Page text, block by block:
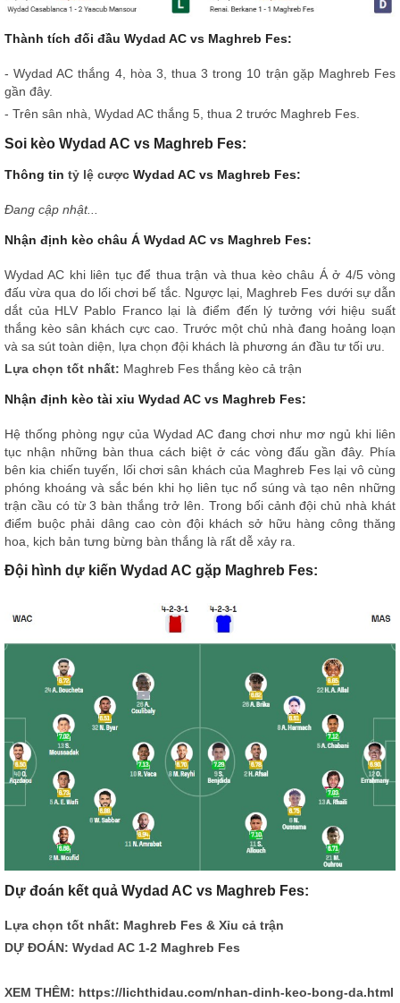
Thành tích đối đầu Wydad AC vs Maghreb Fes:
- Wydad AC thắng 4, hòa 3, thua 3 trong 10 trận gặp Maghreb Fes
gần đây.
- Trên sân nhà, Wydad AC thắng 5, thua 2 trước Maghreb Fes.
Soi kèo Wydad AC vs Maghreb Fes:
Thông tin tỷ lệ cược Wydad AC vs Maghreb Fes:
Đang cập nhật...
Nhận định kèo châu Á Wydad AC vs Maghreb Fes:
Wydad AC khi liên tục để thua trận và thua kèo châu Á ở 4/5 vòng
đấu vừa qua do lối chơi bế tắc. Ngược lại, Maghreb Fes dưới sự dẫn
dắt của HLV Pablo Franco lại là điểm đến lý tưởng với hiệu suất
thắng kèo sân khách cực cao. Trước một chủ nhà đang hoảng loạn
và sa sút toàn diện, lựa chọn đội khách là phương án đầu tư tối ưu.
Lựa chọn tốt nhất: Maghreb Fes thắng kèo cả trận
Nhận định kèo tài xỉu Wydad AC vs Maghreb Fes:
Hệ thống phòng ngự của Wydad AC đang chơi như mơ ngủ khi liên
tục nhận những bàn thua cách biệt ở các vòng đấu gần đây. Phía
bên kia chiến tuyến, lối chơi sân khách của Maghreb Fes lại vô cùng
phóng khoáng và sắc bén khi họ liên tục nổ súng và tạo nên những
trận cầu có từ 3 bàn thắng trở lên. Trong bối cảnh đội chủ nhà khát
điểm buộc phải dâng cao còn đội khách sở hữu hàng công thăng
hoa, kịch bản tưng bừng bàn thắng là rất dễ xảy ra.
Đội hình dự kiến Wydad AC gặp Maghreb Fes:
Dự đoán kết quả Wydad AC vs Maghreb Fes:
Lựa chọn tốt nhất: Maghreb Fes & Xỉu cả trận
DỰ ĐOÁN: Wydad AC 1-2 Maghreb Fes
XEM THÊM: https://lichthidau.com/nhan-dinh-keo-bong-da.html